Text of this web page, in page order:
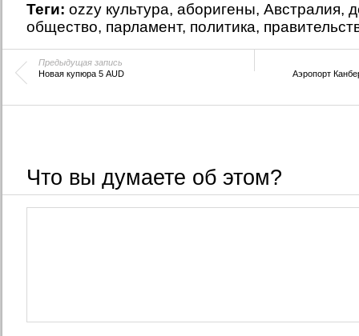
Налоговом
Управлении
Новые визы для
родителей
выборы
Теги: ozzy культура, аборигены, Австралия,
общество, парламент, политика,
Предыдущая запись
Новая купюра 5 AUD
Аэропорт
Что вы думаете об этом?